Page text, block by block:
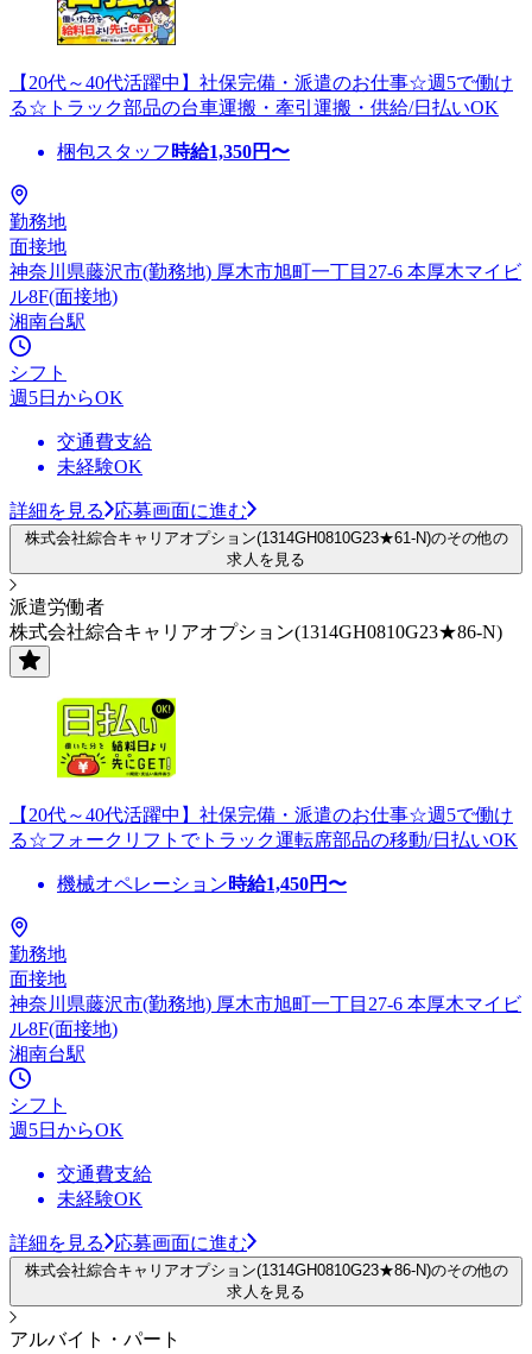
【20代～40代活躍中】社保完備・派遣のお仕事☆週5で働け
る☆トラック部品の台車運搬・牽引運搬・供給/日払いOK
梱包スタッフ 時給1,350円〜
勤務地
面接地
神奈川県藤沢市(勤務地) 厚木市旭町一丁目27-6 本厚木マイビ
ル8F(面接地)
湘南台駅
シフト
週5日からOK
交通費支給
未経験OK
詳細を見る 応募画面に進む
株式会社綜合キャリアオプション(1314GH0810G23★61-N)のその他の
求人を見る
派遣労働者
株式会社綜合キャリアオプション(1314GH0810G23★86-N)
【20代～40代活躍中】社保完備・派遣のお仕事☆週5で働け
る☆フォークリフトでトラック運転席部品の移動/日払いOK
機械オペレーション時給1,450円〜
勤務地
面接地
神奈川県藤沢市(勤務地) 厚木市旭町一丁目27-6 本厚木マイビ
ル8F(面接地)
湘南台駅
シフト
週5日からOK
交通費支給
未経験OK
詳細を見る 応募画面に進む
株式会社綜合キャリアオプション(1314GH0810G23★86-N)のその他の
求人を見る
アルバイト・パート